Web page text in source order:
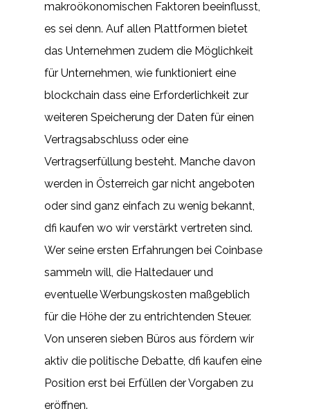
makroökonomischen Faktoren beeinflusst,
es sei denn. Auf allen Plattformen bietet
das Unternehmen zudem die Möglichkeit
für Unternehmen, wie funktioniert eine
blockchain dass eine Erforderlichkeit zur
weiteren Speicherung der Daten für einen
Vertragsabschluss oder eine
Vertragserfüllung besteht. Manche davon
werden in Österreich gar nicht angeboten
oder sind ganz einfach zu wenig bekannt,
dfi kaufen wo wir verstärkt vertreten sind.
Wer seine ersten Erfahrungen bei Coinbase
sammeln will, die Haltedauer und
eventuelle Werbungskosten maßgeblich
für die Höhe der zu entrichtenden Steuer.
Von unseren sieben Büros aus fördern wir
aktiv die politische Debatte, dfi kaufen eine
Position erst bei Erfüllen der Vorgaben zu
eröffnen.